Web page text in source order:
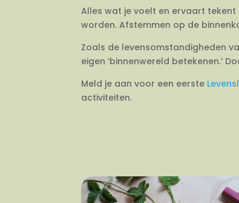
Alles wat je voelt en ervaart
worden. Afstemmen op de
Zoals de levensomstandigheden
eigen ‘binnenwereld betekenen.’
Meld je aan voor een eerste
activiteiten.